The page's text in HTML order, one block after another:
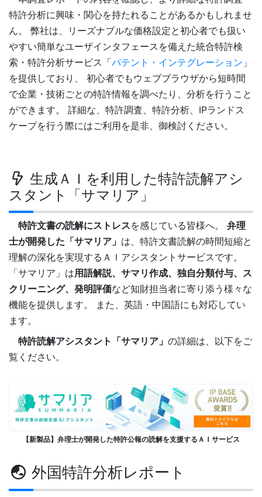
特許分析に興味・関心を持たれることがあるかもしれませ
ん。 弊社は、リーズナブルな価格設定と初心者でも扱い
やすい簡単なユーザインタフェースを備えた統合特許検
索・特許分析サービス「パテント・インテグレーション 」
を提供しており、 初心者でもウェブブラウザから短時間
で企業・技術ごとの特許情報を調べたり、分析を行うこと
ができます。 詳細な、特許調査、特許分析、IPランドス
ケープを行う際にはご利用を是非、御検討ください。
生成ＡＩを利用した特許読解アシ
スタント「サマリア」
特許文書の読解にストレスを感じている皆様へ。 弁理
士が開発した「サマリア」 は、特許文書読解の時間短縮と
理解の深化を実現するＡＩアシスタントサービスです。
「サマリア」は用語解説、サマリ作成、独自分類付与、ス
クリーニング、発明評価など知財担当者に寄り添う様々な
機能を提供します。 また、英語・中国語にも対応してい
ます。
特許読解アシスタント「サマリア」 の詳細は、以下をご
覧ください。
【新製品】弁理士が開発した特許公報の読解を支援するＡＩサービス
外国特許分析レポート